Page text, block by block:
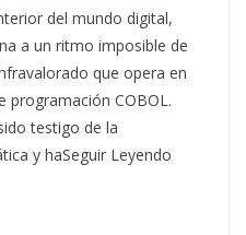
del mundo digital,
a un ritmo imposible de
que opera en
programación COBOL.
testigo de la
y haSeguir Leyendo